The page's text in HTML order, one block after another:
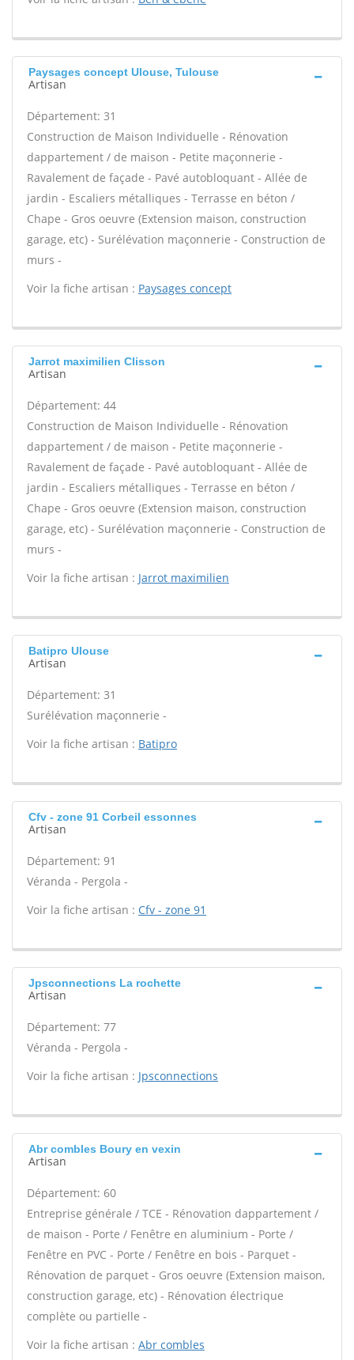
Paysages concept Ulouse, Tulouse
Artisan
Département: 31
Construction de Maison Individuelle - Rénovation
dappartement / de maison - Petite maçonnerie -
Ravalement de façade - Pavé autobloquant - Allée de
jardin - Escaliers métalliques - Terrasse en béton /
Chape - Gros oeuvre (Extension maison, construction
garage, etc) - Surélévation maçonnerie - Construction de
murs -
Voir la fiche artisan : Paysages concept
Jarrot maximilien Clisson
Artisan
Département: 44
Construction de Maison Individuelle - Rénovation
dappartement / de maison - Petite maçonnerie -
Ravalement de façade - Pavé autobloquant - Allée de
jardin - Escaliers métalliques - Terrasse en béton /
Chape - Gros oeuvre (Extension maison, construction
garage, etc) - Surélévation maçonnerie - Construction de
murs -
Voir la fiche artisan : Jarrot maximilien
Batipro Ulouse
Artisan
Département: 31
Surélévation maçonnerie -
Voir la fiche artisan : Batipro
Cfv - zone 91 Corbeil essonnes
Artisan
Département: 91
Véranda - Pergola -
Voir la fiche artisan : Cfv - zone 91
Jpsconnections La rochette
Artisan
Département: 77
Véranda - Pergola -
Voir la fiche artisan : Jpsconnections
Abr combles Boury en vexin
Artisan
Département: 60
Entreprise générale / TCE - Rénovation dappartement /
de maison - Porte / Fenêtre en aluminium - Porte /
Fenêtre en PVC - Porte / Fenêtre en bois - Parquet -
Rénovation de parquet - Gros oeuvre (Extension maison,
construction garage, etc) - Rénovation électrique
complète ou partielle -
Voir la fiche artisan : Abr combles